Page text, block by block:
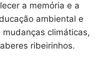
a memória e a
ambiental e
climáticas,
ribeirinhos.